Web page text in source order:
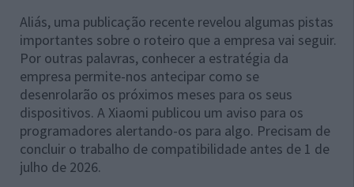
Aliás, uma publicação recente revelou algumas pistas
importantes sobre o roteiro que a empresa vai seguir.
Por outras palavras, conhecer a estratégia da
empresa permite-nos antecipar como se
desenrolarão os próximos meses para os seus
dispositivos. A Xiaomi publicou um aviso para os
programadores alertando-os para algo. Precisam de
concluir o trabalho de compatibilidade antes de 1 de
julho de 2026.